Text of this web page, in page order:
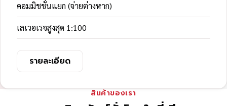
คอมมิชชั่นแยก (จ่ายต่างหาก)
เลเวอเรจสูงสุด 1:100
รายละเอียด
สินค้าของเรา